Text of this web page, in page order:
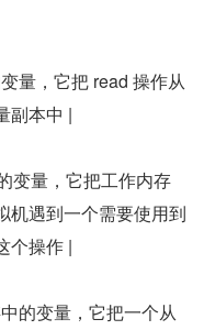
量，它把 read 操作从
副本中 |
变量，它把工作内存
机遇到一个需要使用到
个操作 |
的变量，它把一个从